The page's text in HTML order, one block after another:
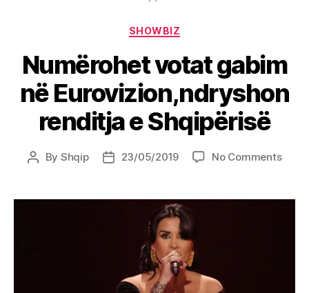
Categories
SHOWBIZ
Numërohet votat gabim
në Eurovizion,ndryshon
renditja e Shqipërisë
Post
By Shqip
Post23/05/2019 No Commentson